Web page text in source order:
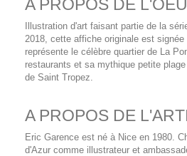
A PROPOS DE
Illustration d'art faisant partie de la
2018, cette affiche originale est
représente le célèbre quartier de La
restaurants et sa mythique petite
de Saint Tropez.
A PROPOS DE
Eric Garence est né à Nice en 1980.
d'Azur comme illustrateur et